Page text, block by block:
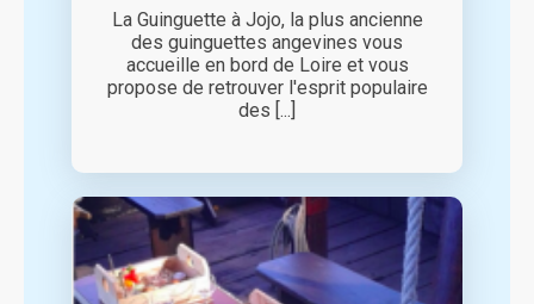
La Guinguette à Jojo, la plus ancienne
des guinguettes angevines vous
accueille en bord de Loire et vous
propose de retrouver l'esprit populaire
des [...]